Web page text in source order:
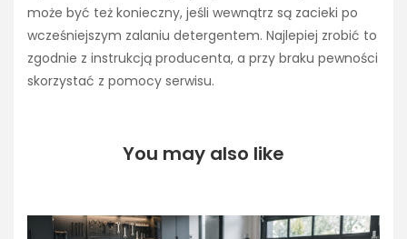
może być też konieczny, jeśli wewnątrz są zacieki po
wcześniejszym zalaniu detergentem. Najlepiej zrobić to
zgodnie z instrukcją producenta, a przy braku pewności
skorzystać z pomocy serwisu.
You may also like